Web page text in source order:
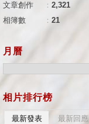
文章創作
： 2,321
相簿數
： 21
月曆
相片排行榜
最新發表 最新回應